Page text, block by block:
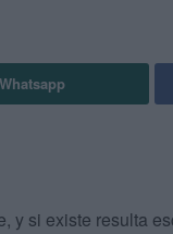
y si existe resulta